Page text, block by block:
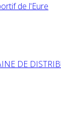
de l'Eure
DE